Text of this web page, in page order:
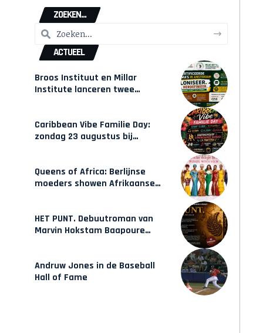
ZOEKEN...
ACTUEEL
Broos Instituut en Millar
Institute lanceren twee
Caribbean Vibe Familie Day:
zondag 23 augustus bij
Queens of Africa: Berlijnse
moeders showen Afrikaanse
HET PUNT. Debuutroman van
Marvin Hokstam Baapoure
Andruw Jones in de Baseball
Hall of Fame